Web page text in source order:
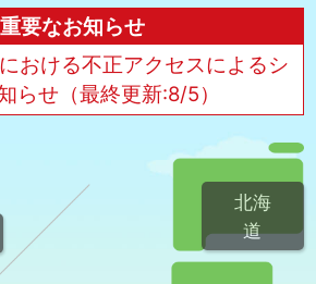
重要なお知らせ
おける不正アクセスによるシ
らせ（最終更新:8/5）
北海
道